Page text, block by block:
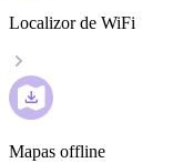
Localizor de WiFi
Mapas offline